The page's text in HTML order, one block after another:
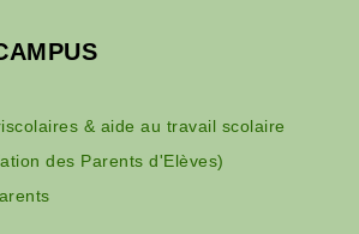
& aide au travail scolaire
des Parents d'Elèves)